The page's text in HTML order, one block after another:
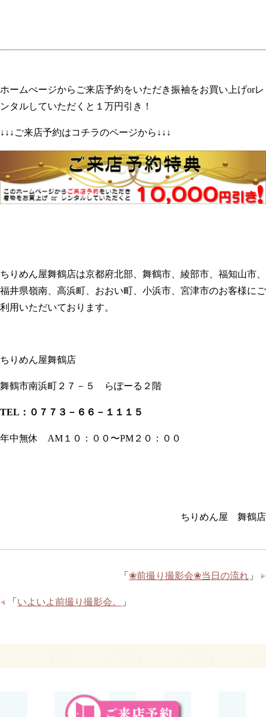
ホームぺージからご来店予約をいただき振袖をお買い上げorレ
ンタルしていただくと１万円引き！
↓↓↓ご来店予約はコチラのページから↓↓↓
ちりめん屋舞鶴店は京都府北部、舞鶴市、綾部市、福知山市、
福井県嶺南、高浜町、おおい町、小浜市、宮津市のお客様にご
利用いただいております。
ちりめん屋舞鶴店
舞鶴市南浜町２７－５ らぽーる２階
TEL ：０７７３－６６－１１１５
年中無休 AM１０：００〜PM２０：００
ちりめん屋 舞鶴店
「 ❀前撮り撮影会❀当日の流れ 」
「 いよいよ前撮り撮影会。 」